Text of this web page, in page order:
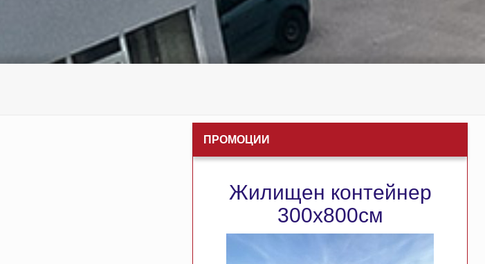
ПРОМОЦИИ
Жилищен контейнер
300х800см